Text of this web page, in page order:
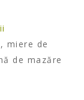
miere de
de mazăre